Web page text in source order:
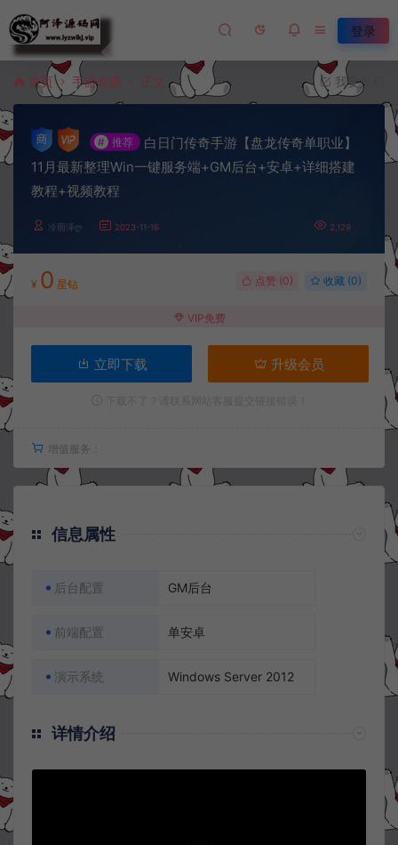
登录
首页 手游资源 正文 我要投稿
# 推荐
白日门传奇手游【盘龙传奇单职业】
11月最新整理Win一键服务端+GM后台+安卓+详细搭建
教程+视频教程
冷雨泽ღ 2023-11-16 2,129
¥ 0 星钻 点赞 (0) 收藏 (0)
VIP免费
立即下载 升级会员
增值服务：
信息属性
后台配置 GM后台
前端配置 单安卓
演示系统 Windows Server 2012
详情介绍